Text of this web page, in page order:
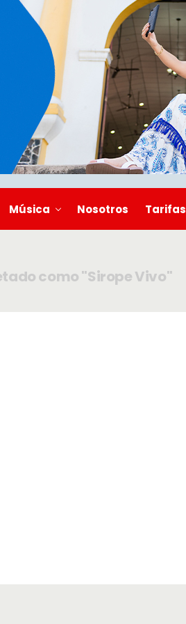
Música Nosotros Tarifas
como "Sirope Vivo"